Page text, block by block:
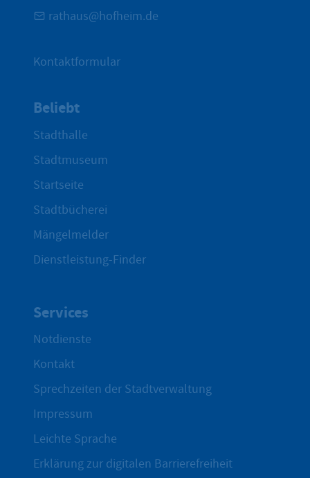
rathaus@hofheim.de
Kontaktformular
Beliebt
Stadthalle
Stadtmuseum
Startseite
Stadtbücherei
Mängelmelder
Dienstleistung-Finder
Services
Notdienste
Kontakt
Sprechzeiten der Stadtverwaltung
Impressum
Leichte Sprache
Erklärung zur digitalen Barrierefreiheit